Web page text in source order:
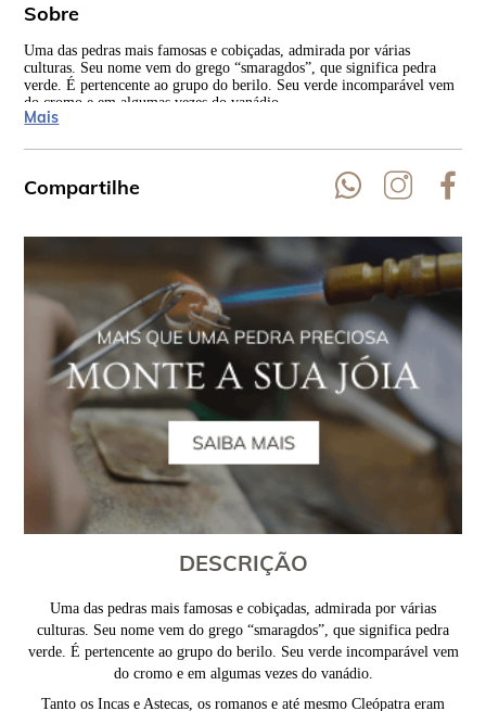
Sobre
Uma das pedras mais famosas e cobiçadas, admirada por várias
culturas. Seu nome vem do grego “smaragdos”, que significa pedra
verde. É pertencente ao grupo do berilo. Seu verde incomparável vem
do cromo e em algumas vezes do vanádio.
Mais
Compartilhe
DESCRIÇÃO
Uma das pedras mais famosas e cobiçadas, admirada por várias
culturas. Seu nome vem do grego “smaragdos”, que significa pedra
verde. É pertencente ao grupo do berilo. Seu verde incomparável vem
do cromo e em algumas vezes do vanádio.
Tanto os Incas e Astecas, os romanos e até mesmo Cleópatra eram